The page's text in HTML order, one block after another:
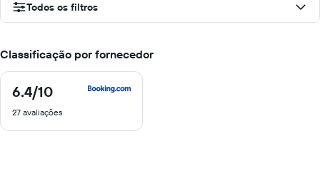
Todos os filtros
Classificação por fornecedor
6.4/10
6.4
10
27 avaliações